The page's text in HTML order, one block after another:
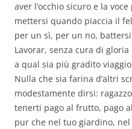
aver l’occhio sicuro e la voce
mettersi quando piaccia il
per un sì, per un no,
Lavorar, senza cura di
a qual sia più gradito
Nulla che sia farina d’altri
modestamente dirsi:
tenerti pago al frutto, pago
pur che nel tuo giardino,